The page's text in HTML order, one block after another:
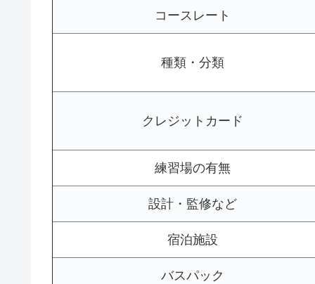
コースレート
種類・分類
クレジットカード
練習場の有無
設計・監修など
宿泊施設
バスパック